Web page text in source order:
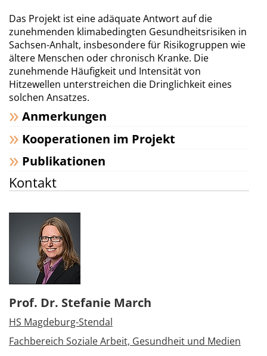
Das Projekt ist eine adäquate Antwort auf die
zunehmenden klimabedingten Gesundheitsrisiken in
Sachsen-Anhalt, insbesondere für Risikogruppen wie
ältere Menschen oder chronisch Kranke. Die
zunehmende Häufigkeit und Intensität von
Hitzewellen unterstreichen die Dringlichkeit eines
solchen Ansatzes.
Anmerkungen
Kooperationen im Projekt
Publikationen
Kontakt
Prof. Dr. Stefanie March
HS Magdeburg-Stendal
Fachbereich Soziale Arbeit, Gesundheit und Medien